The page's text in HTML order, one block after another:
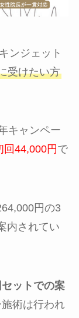
ンジェット
受けたい方
キャンペー
回44,000円で
円の3
内されてい
ットでの案
術は行われ